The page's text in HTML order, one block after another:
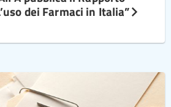
dei Farmaci in Italia”